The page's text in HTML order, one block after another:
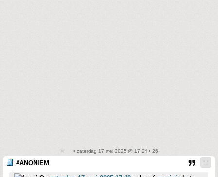
• zaterdag 17 mei 2025 @ 17:24 • 26
#ANONIEM